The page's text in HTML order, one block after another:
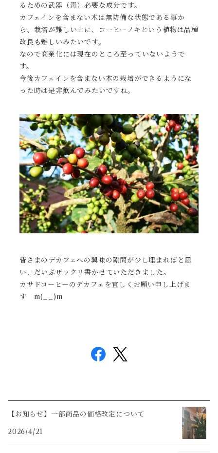
るための武器（毒）必要な成分です。
カフェインを含まない木は無防備な状態である事か
ら、栽培が難しい上に、コーヒーノキという植物は品種
改良も難しいみたいです。
なので商業化には現在のところ至っていないようで
す。
今後カフェインを含まない木の栽培ができるようにな
った時は是非飲んでみたいですね。
皆さまのデカフェへの興味の隙間が少し埋まればと思
い、だいぶザックリ書かせていただきました。
カサドコーヒーのデカフェを宜しくお願い申し上げま
す m(__)m
【お知らせ】一部商品の価格改定について
2026/4/21